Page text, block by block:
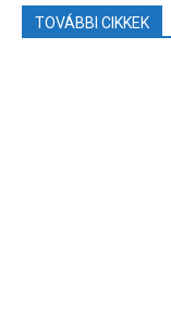
TOVÁBBI CIKKEK